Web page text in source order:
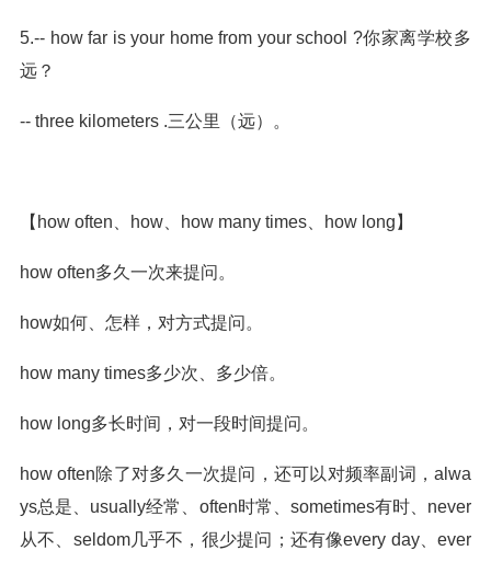
5.-- how far is your home from your school ?你家离学校多
远？
-- three kilometers .三公里（远）。
【how often、how、how many times、how long】
how often多久一次来提问。
how如何、怎样，对方式提问。
how many times多少次、多少倍。
how long多长时间，对一段时间提问。
how often除了对多久一次提问，还可以对频率副词，alwa
ys总是、usually经常、often时常、sometimes有时、never
从不、seldom几乎不，很少提问；还有像every day、ever